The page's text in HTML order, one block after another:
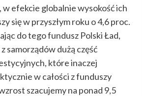
efekcie globalnie wysokość ich
się w przyszłym roku o 4,6 proc.
do tego fundusz Polski Ład,
samorządów dużą część
które inaczej
w całości z funduszy
szacujemy na ponad 9,5